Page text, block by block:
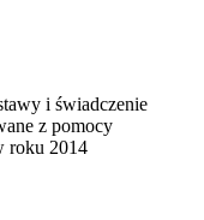
i świadczenie
z pomocy
roku 2014